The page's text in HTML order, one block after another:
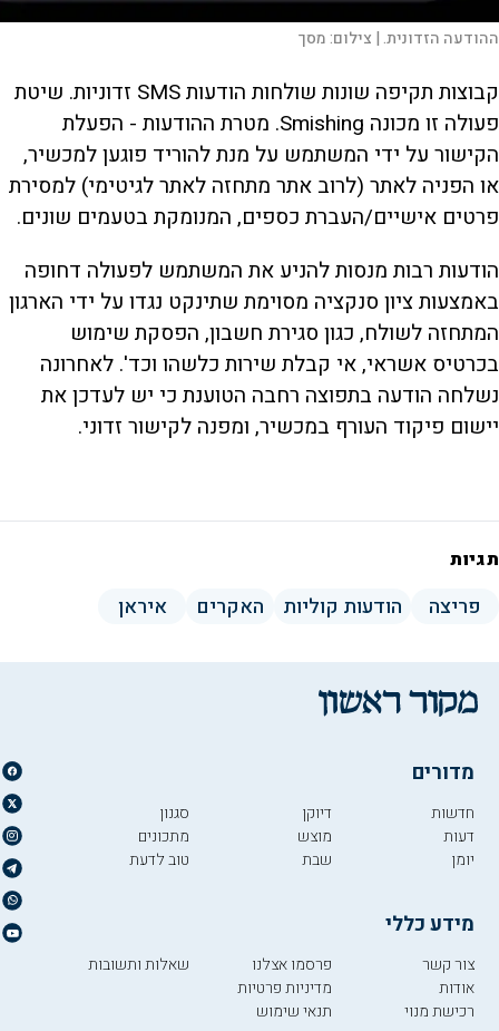
ההודעה הזדונית. | צילום:מסך
קבוצות תקיפה שונות שולחות הודעות SMS זדוניות. שיטת
פעולה זו מכונה Smishing. מטרת ההודעות - הפעלת
הקישור על ידי המשתמש על מנת להוריד פוגען למכשיר,
או הפניה לאתר (לרוב אתר מתחזה לאתר לגיטימי) למסירת
פרטים אישיים/העברת כספים, המנומקת בטעמים שונים.
הודעות רבות מנסות להניע את המשתמש לפעולה דחופה
באמצעות ציון סנקציה מסוימת שתינקט נגדו על ידי הארגון
המתחזה לשולח, כגון סגירת חשבון, הפסקת שימוש
בכרטיס אשראי, אי קבלת שירות כלשהו וכד'. לאחרונה
נשלחה הודעה בתפוצה רחבה הטוענת כי יש לעדכן את
יישום פיקוד העורף במכשיר, ומפנה לקישור זדוני.
תגיות
פריצה הודעות קוליות האקרים איראן
מדורים
חדשות
דעות
יומן
דיוקן
מוצש
שבת
סגנון
מתכונים
טוב לדעת
מידע כללי
צור קשר
אודות
רכישת מנוי
פרסמו אצלנו
מדיניות פרטיות
תנאי שימוש
שאלות ותשובות